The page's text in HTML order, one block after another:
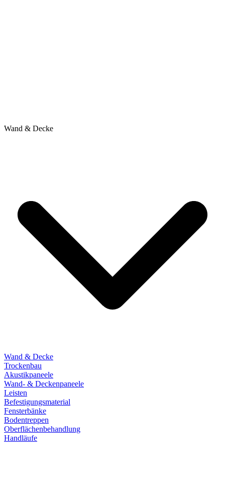
Wand & Decke
Wand & Decke
Trockenbau
Akustikpaneele
Wand- & Deckenpaneele
Leisten
Befestigungsmaterial
Fensterbänke
Bodentreppen
Oberflächenbehandlung
Handläufe